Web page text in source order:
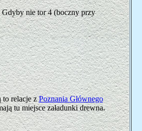
Gdyby nie tor 4 (boczny przy
to relacje zPoznania Głównego
tu miejsce załadunki drewna.